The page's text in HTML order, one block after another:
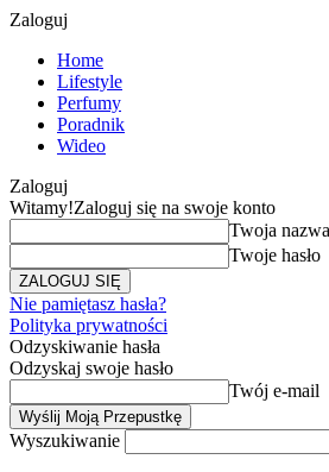
Zaloguj
Home
Lifestyle
Perfumy
Poradnik
Wideo
Zaloguj
Witamy!Zaloguj się na swoje konto
Twoja
Twoje hasło
Nie pamiętasz hasła?
Polityka prywatności
Odzyskiwanie hasła
Odzyskaj swoje hasło
Twój e-mail
Wyszukiwanie